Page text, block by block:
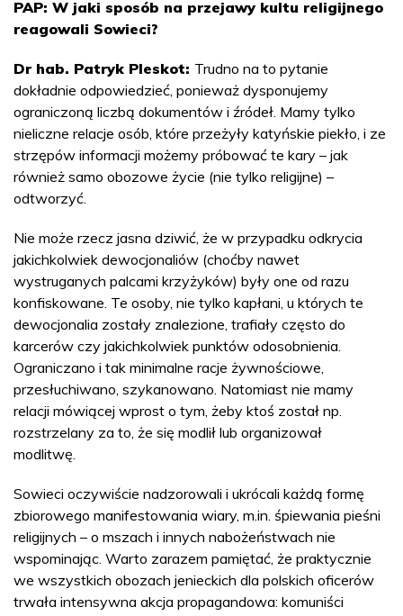
PAP: W jaki sposób na przejawy kultu religijnego
reagowali Sowieci?
Dr hab. Patryk Pleskot: Trudno na to pytanie
dokładnie odpowiedzieć, ponieważ dysponujemy
ograniczoną liczbą dokumentów i źródeł. Mamy tylko
nieliczne relacje osób, które przeżyły katyńskie piekło, i ze
strzępów informacji możemy próbować te kary – jak
również samo obozowe życie (nie tylko religijne) –
odtworzyć.
Nie może rzecz jasna dziwić, że w przypadku odkrycia
jakichkolwiek dewocjonaliów (choćby nawet
wystruganych palcami krzyżyków) były one od razu
konfiskowane. Te osoby, nie tylko kapłani, u których te
dewocjonalia zostały znalezione, trafiały często do
karcerów czy jakichkolwiek punktów odosobnienia.
Ograniczano i tak minimalne racje żywnościowe,
przesłuchiwano, szykanowano. Natomiast nie mamy
relacji mówiącej wprost o tym, żeby ktoś został np.
rozstrzelany za to, że się modlił lub organizował
modlitwę.
Sowieci oczywiście nadzorowali i ukrócali każdą formę
zbiorowego manifestowania wiary, m.in. śpiewania pieśni
religijnych – o mszach i innych nabożeństwach nie
wspominając. Warto zarazem pamiętać, że praktycznie
we wszystkich obozach jenieckich dla polskich oficerów
trwała intensywna akcja propagandowa: komuniści